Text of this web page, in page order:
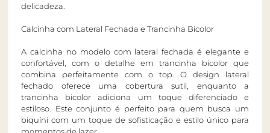
delicadeza.
Calcinha com Lateral Fechada e Trancinha Bicolor
A calcinha no modelo com lateral fechada é elegante e
confortável, com o detalhe em trancinha bicolor que
combina perfeitamente com o top. O design lateral
fechado oferece uma cobertura sutil, enquanto a
trancinha bicolor adiciona um toque diferenciado e
estiloso. Este conjunto é perfeito para quem busca um
biquíni com um toque de sofisticação e estilo único para
momentos de lazer.